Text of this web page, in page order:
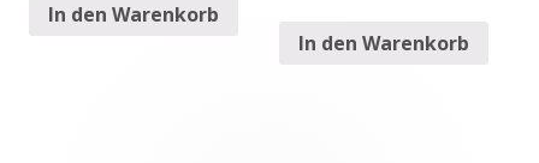
In den Warenkorb
In den Warenkorb